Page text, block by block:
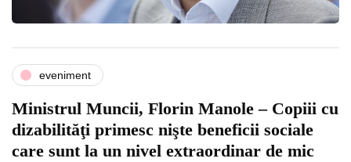
eveniment
Ministrul Muncii, Florin Manole – Copiii cu
dizabilităţi primesc nişte beneficii sociale
care sunt la un nivel extraordinar de mic